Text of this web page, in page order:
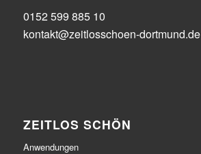
0152 599 885 10
kontakt@zeitlosschoen-dortmund.de
ZEITLOS SCHÖN
Anwendungen